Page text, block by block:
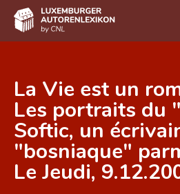
DE FR
Home
Autor(inn)en A-Z
Erweiterte Suche
La Vie est un
Les portraits du
Softic, un
"bosniaque"
Le Jeudi,